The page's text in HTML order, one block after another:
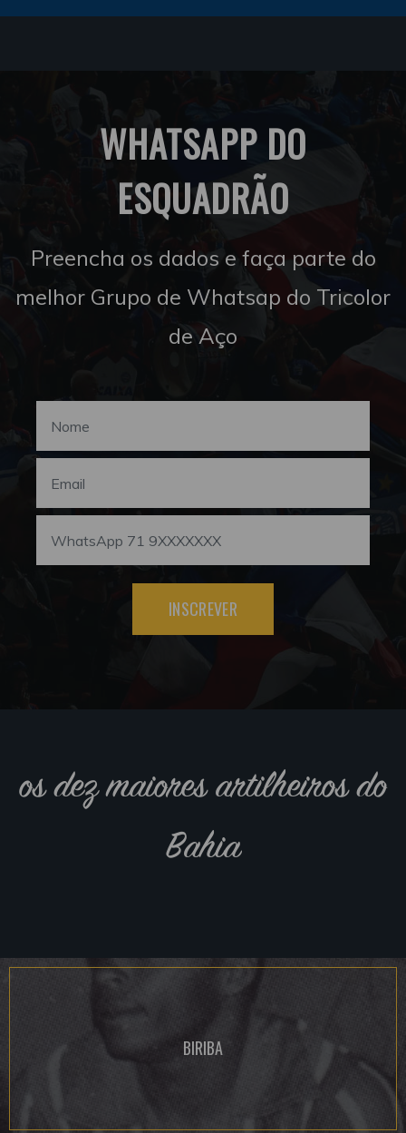
WHATSAPP DO
ESQUADRÃO
Preencha os dados e faça parte do
melhor Grupo de Whatsap do Tricolor
de Aço
INSCREVER
os dez maiores artilheiros do
Bahia
BIRIBA